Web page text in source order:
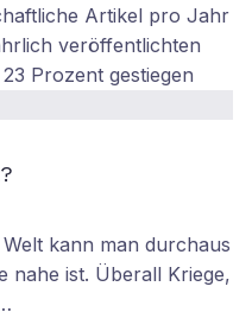
Artikel pro Jahr
veröffentlichten
Prozent gestiegen
kann man durchaus
nahe ist. Überall Kriege,